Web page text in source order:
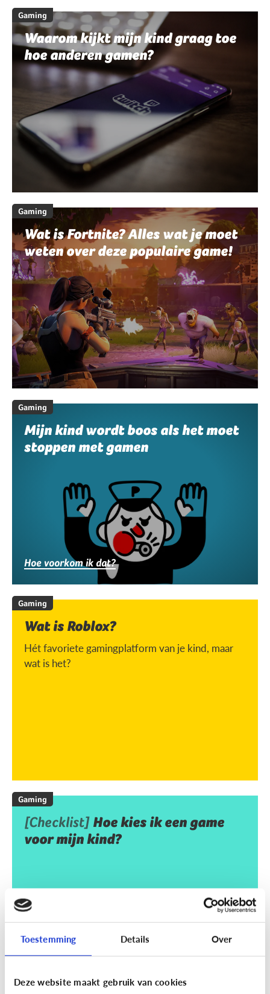
Toestemming Details Over
Deze website maakt gebruik van cookies
Gaming
Waarom kijkt mijn kind graag toe
hoe anderen gamen?
Gaming
Wat is Fortnite? Alles wat je moet
weten over deze populaire game!
Gaming
Mijn kind wordt boos als het moet
stoppen met gamen
Hoe voorkom ik dat?
Gaming
Wat is Roblox?
Hét favoriete gamingplatform van je kind, maar
wat is het?
Gaming
[Checklist] Hoe kies ik een game
voor mijn kind?